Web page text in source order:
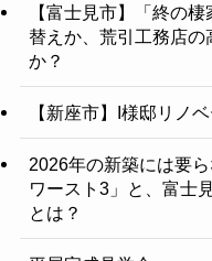
【富士見市】「終の
替えか、荒引工務店
か？
【新座市】I様邸リノ
2026年の新築には要
ワースト3」と、富士
とは？